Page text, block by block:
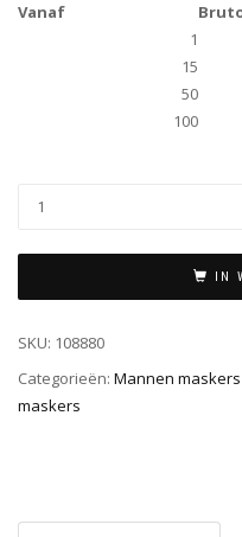
Vanaf
1
15
50
100
IN
SKU: 108880
Categorieën: Mannen
maskers